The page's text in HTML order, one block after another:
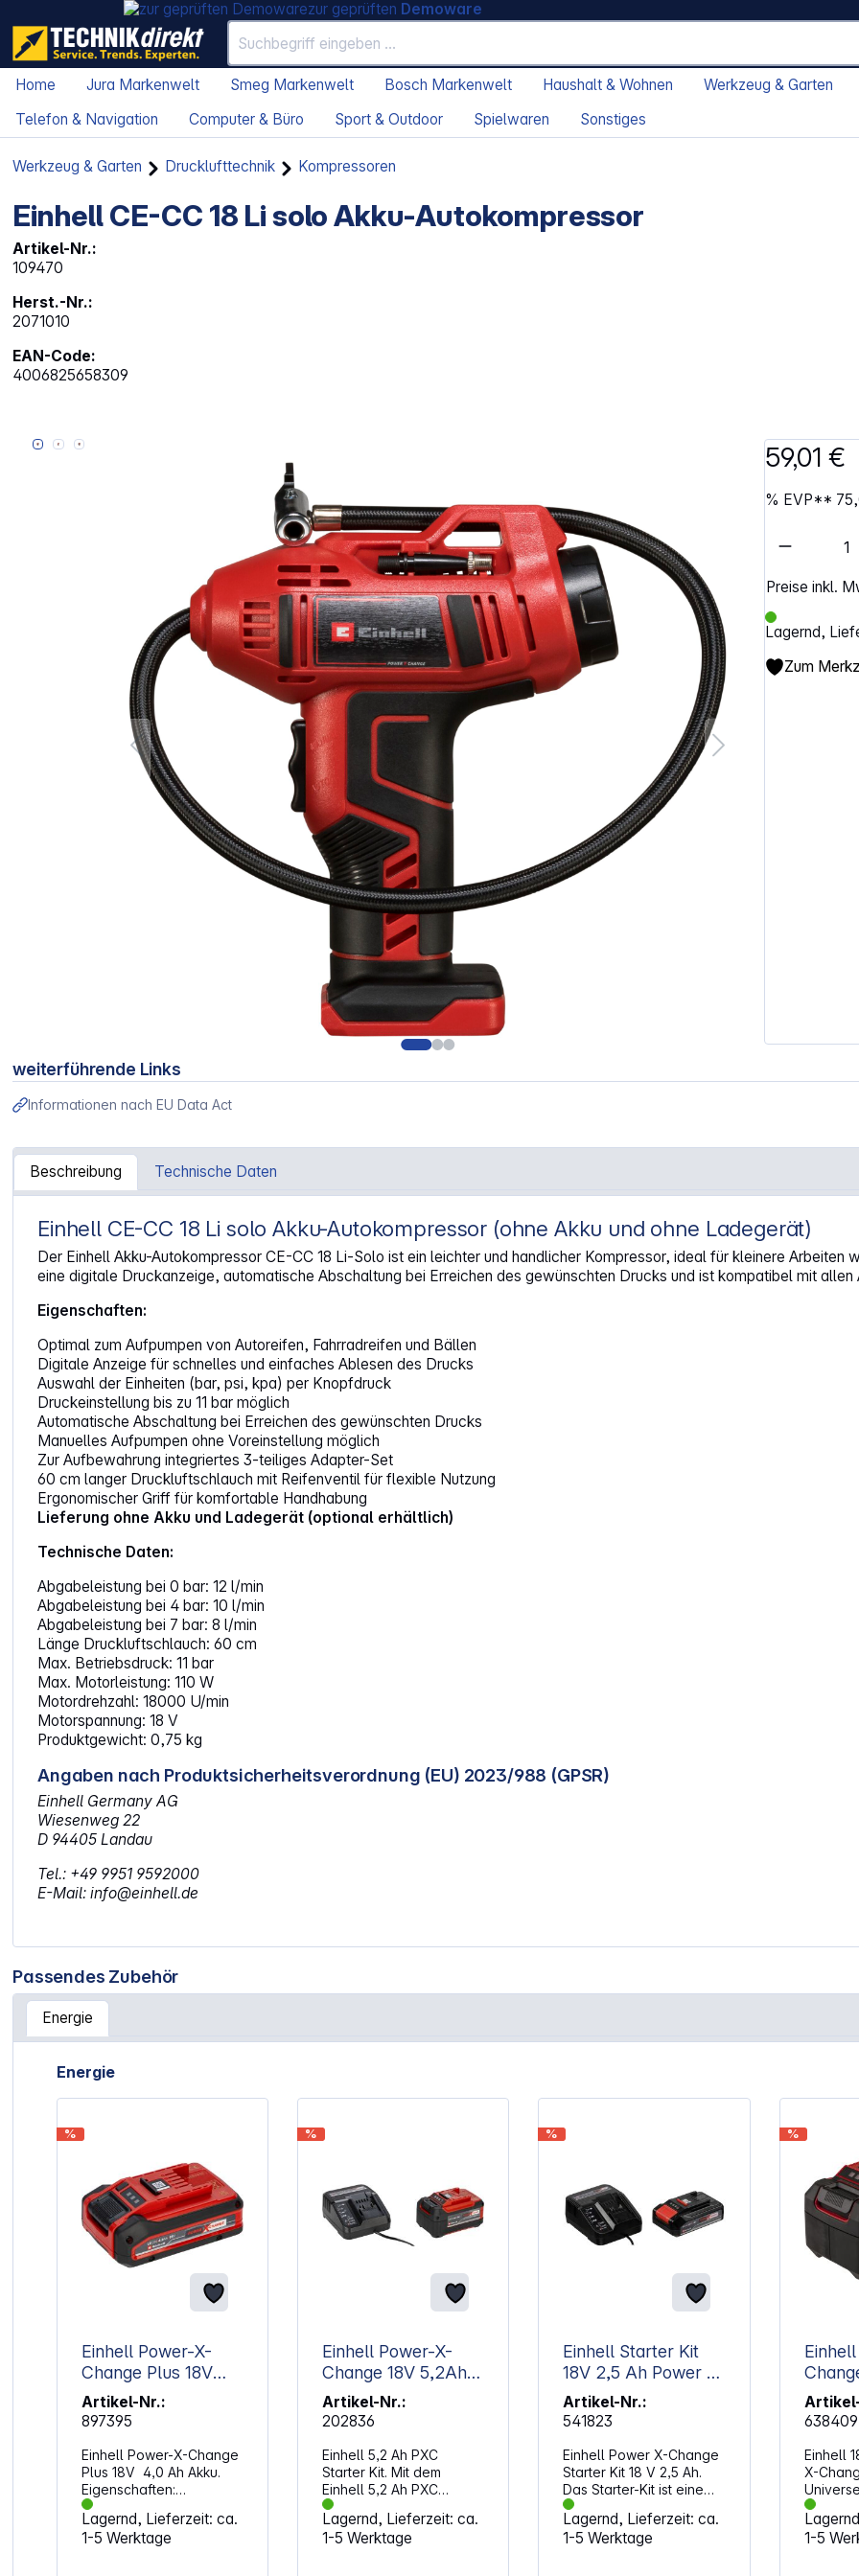
zur geprüften Demoware
Home Jura Markenwelt Smeg Markenwelt Bosch Markenwelt Haushalt & Wohnen
Werkzeug & Garten
Telefon & Navigation
Computer & Büro Sport & Outdoor Spielwaren Sonstiges
Werkzeug & Garten Drucklufttechnik Kompressoren
Einhell CE-CC 18 Li solo Akku-Autokompressor
Artikel-Nr.:
109470
Herst.-Nr.:
2071010
EAN-Code:
4006825658309
Bildergalerie überspringen 59,01 €
% EVP**
Preise inkl.
Lagernd,
Artikel
Zum
weiterführende Links
Informationen nach EU Data Act
Beschreibung Technische Daten
Artikelinformationen "Einhell CE-CC 18 Li solo Akku-Autokompressor"
Einhell CE-CC 18 Li solo Akku-Autokompressor (ohne Akku und ohne Ladegerät)
Der Einhell Akku-Autokompressor CE-CC 18 Li-Solo ist ein leichter und handlicher Kompressor, ideal für kleinere
eine digitale Druckanzeige, automatische Abschaltung bei Erreichen des gewünschten Drucks und ist kompatibel mit
Eigenschaften:
Optimal zum Aufpumpen von Autoreifen, Fahrradreifen und Bällen
Digitale Anzeige für schnelles und einfaches Ablesen des Drucks
Auswahl der Einheiten (bar, psi, kpa) per Knopfdruck
Druckeinstellung bis zu 11 bar möglich
Automatische Abschaltung bei Erreichen des gewünschten Drucks
Manuelles Aufpumpen ohne Voreinstellung möglich
Zur Aufbewahrung integriertes 3-teiliges Adapter-Set
60 cm langer Druckluftschlauch mit Reifenventil für flexible Nutzung
Ergonomischer Griff für komfortable Handhabung
Lieferung ohne Akku und Ladegerät (optional erhältlich)
Technische Daten:
Abgabeleistung bei 0 bar: 12 l/min
Abgabeleistung bei 4 bar: 10 l/min
Abgabeleistung bei 7 bar: 8 l/min
Länge Druckluftschlauch: 60 cm
Max. Betriebsdruck: 11 bar
Max. Motorleistung: 110 W
Motordrehzahl: 18000 U/min
Motorspannung: 18 V
Produktgewicht: 0,75 kg
Angaben nach Produktsicherheitsverordnung (EU) 2023/988 (GPSR)
Einhell Germany AG
Wiesenweg 22
D 94405 Landau
Tel.: +49 9951 9592000
E-Mail: info@einhell.de
Passendes Zubehör
Energie
Artikelgalerie überspringen
Energie
%
Einhell Power-X-
Change Plus 18V
4,0Ah Akku
Artikel-Nr.:
897395
Einhell Power-X-Change
Plus 18V 4,0 Ah Akku.
Eigenschaften:
Kompatibel mit allen
Power X-Change
Geräten
Lagernd, Lieferzeit: ca.
1-5 Werktage
%
Einhell Power-X-
Change 18V 5,2Ah
Starter Kit
Artikel-Nr.:
202836
Einhell 5,2 Ah PXC
Starter Kit. Mit dem
Einhell 5,2 Ah PXC
Starter Kit erhältst du
eine leistungsstarke
Energiequelle für alle
Lagernd, Lieferzeit: ca.
1-5 Werktage
%
Einhell Starter Kit
18V 2,5 Ah Power X-
Change
Artikel-Nr.:
541823
Einhell Power X-Change
Starter Kit 18 V 2,5 Ah.
Das Starter-Kit ist eine
Ergänzung zum Power X-
Change-Sortiment. Es
enthält einen Akku und
Lagernd, Lieferzeit: ca.
1-5 Werktage
%
18V
638409
Einhell
X-
für alle
Geräte.
1-5